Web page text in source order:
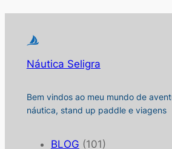
Náutica Seligra
Bem vindos ao meu mundo de
náutica, stand up paddle e viagens
BLOG (101)